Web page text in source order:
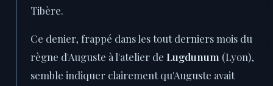
Tibère.
Ce denier, frappé dans les tout derniers mois du
règne d'Auguste à l'atelier de Lugdunum (Lyon),
semble indiquer clairement qu'Auguste avait